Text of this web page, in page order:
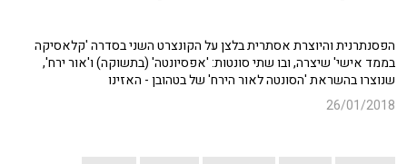
הפסנתרנית והיוצרת אסתרית בלצן על הקונצרט השני בסדרה 'קלאסיקה
בממד אישי' שיצרה, ובו שתי סונטות: 'אפסיונטה' (בתשוקה) ו'אור ירח',
שנוצרו בהשראת 'הסונטה לאור הירח' של בטהובן - האזינו
26/01/2018